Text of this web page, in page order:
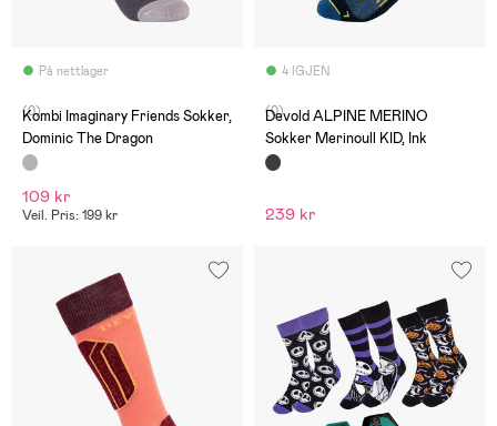
På nettlager
(0)
Kombi Imaginary Friends Sokker,
Dominic The Dragon
109 kr
Veil. Pris: 199 kr
4 IGJEN
(0)
Devold ALPINE MERINO
Sokker Merinoull KID, Ink
239 kr